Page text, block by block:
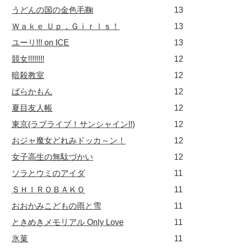
うどんの国の金色毛鞠
13
Ｗａｋｅ Ｕｐ，Ｇｉｒｌｓ！
13
ユーリ!!! on ICE
13
競女!!!!!!!!
12
暗殺教室
12
ばらかもん
12
夏目友人帳
12
東京(ラブライブ！サンシャイン!!)
12
おジャ魔女どれみドッカ～ン！
12
女子高生の無駄づかい
12
ソラとウミのアイダ
11
ＳＨＩＲＯＢＡＫＯ
11
おおかみこどもの雨と雪
11
ときめきメモリアル Only Love
11
氷菓
11